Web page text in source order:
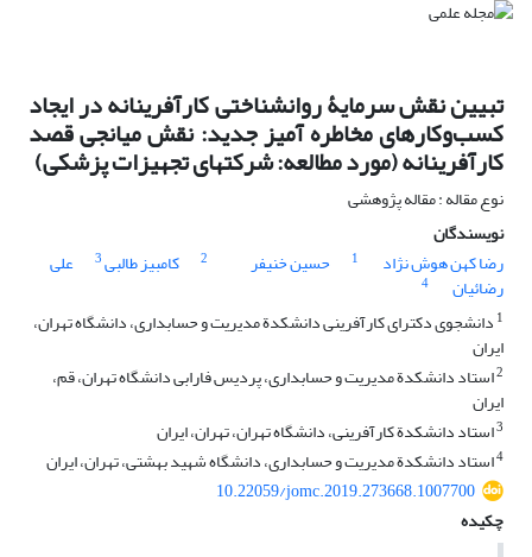
تبیین نقش سرمایۀ روان‏شناختی کارآفرینانه در ایجاد
کسب‌وکارهای مخاطره ‏آمیز جدید: نقش میانجی قصد
کارآفرینانه (مورد مطالعه: شرکت‏های تجهیزات پزشکی)
نوع مقاله : مقاله پژوهشی
نویسندگان
رضا کهن هوش نژاد
1 حسین خنیفر 2 کامبیز طالبی3 علی
رضائیان
4
1 دانشجوی دکترای کارآفرینی دانشکدة مدیریت و حسابداری، دانشگاه تهران،
ایران
2استاد دانشکدة مدیریت و حسابداری، پردیس فارابی دانشگاه تهران، قم،
ایران
3استاد دانشکدة کارآفرینی، دانشگاه تهران، تهران، ایران
4استاد دانشکدة مدیریت و حسابداری، دانشگاه شهید بهشتی، تهران، ایران
10.22059/jomc.2019.273668.1007700
چکیده